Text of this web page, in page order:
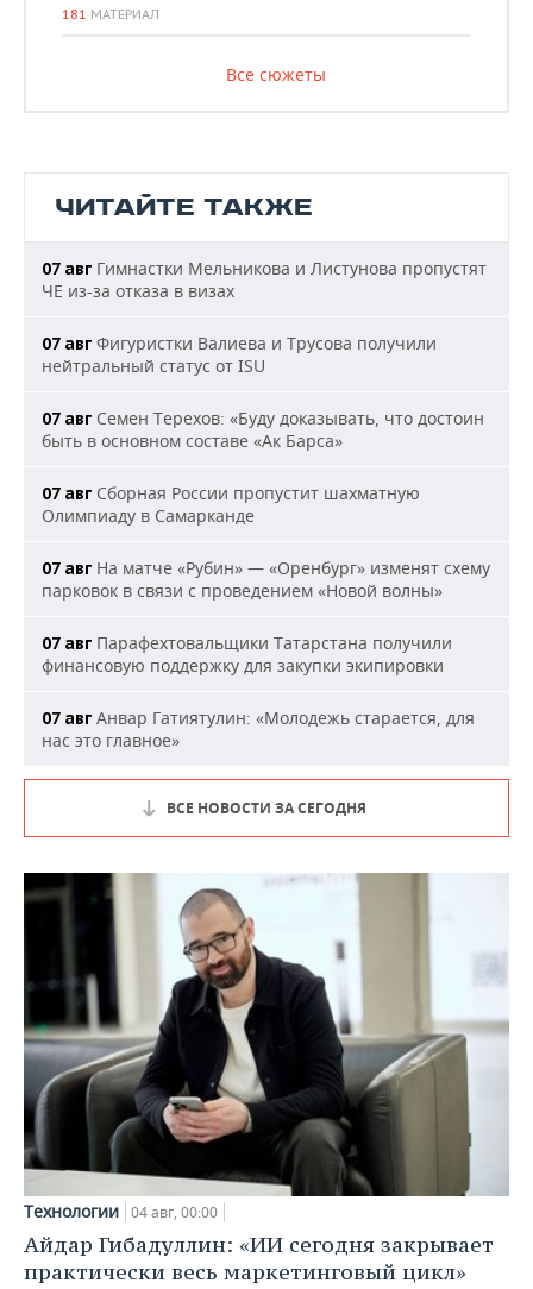
181 МАТЕРИАЛ
Все сюжеты
ЧИТАЙТЕ ТАКЖЕ
07 авг Гимнастки Мельникова и Листунова пропустят
ЧЕ из-за отказа в визах
07 авг Фигуристки Валиева и Трусова получили
нейтральный статус от ISU
07 авг Семен Терехов: «Буду доказывать, что достоин
быть в основном составе «Ак Барса»
07 авг Сборная России пропустит шахматную
Олимпиаду в Самарканде
07 авг На матче «Рубин» — «Оренбург» изменят схему
парковок в связи с проведением «Новой волны»
07 авг Парафехтовальщики Татарстана получили
финансовую поддержку для закупки экипировки
07 авг Анвар Гатиятулин: «Молодежь старается, для
нас это главное»
ВСЕ НОВОСТИ ЗА СЕГОДНЯ
Технологии 04 авг, 00:00
Айдар Гибадуллин: «ИИ сегодня закрывает
практически весь маркетинговый цикл»